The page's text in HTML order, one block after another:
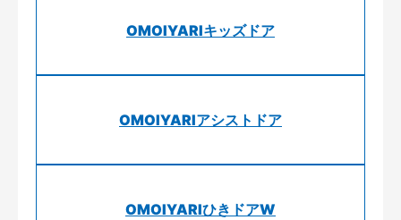
OMOIYARIキッズドア
OMOIYARIアシストドア
OMOIYARIひきドアW